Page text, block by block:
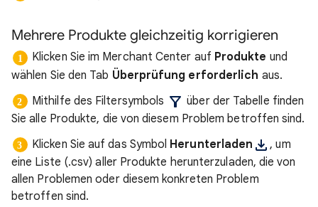
Mehrere Produkte gleichzeitig korrigieren
Klicken Sie im Merchant Center auf Produkte und
wählen Sie den Tab Überprüfung erforderlich aus.
Mithilfe des Filtersymbols
über der Tabelle finden
Sie alle Produkte, die von diesem Problem betroffen sind.
Klicken Sie auf das Symbol Herunterladen
, um
eine Liste (.csv) aller Produkte herunterzuladen, die von
allen Problemen oder diesem konkreten Problem
betroffen sind.